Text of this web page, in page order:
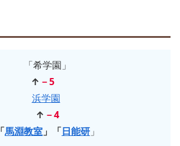
「希学園」
↑ －5
浜学園
↑ －4
「馬淵教室 」「日能研 」